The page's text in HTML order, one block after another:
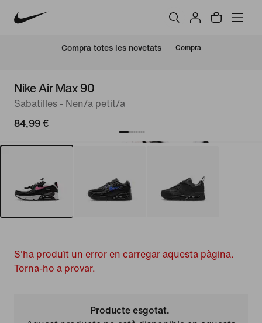
Compra totes les novetats Compra
Nike Air Max 90
Sabatilles - Nen/a petit/a
84,99 €
S'ha produït un error en carregar aquesta pàgina.
Torna-ho a provar.
Producte esgotat.